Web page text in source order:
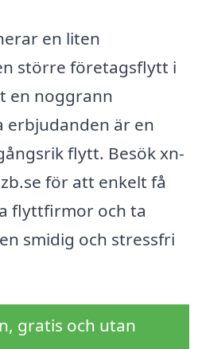
en liten
större företagsflytt i
en noggrann
erbjudanden är en
flytt. Besök xn-
för att enkelt få
flyttfirmor och ta
smidig och stressfri
gratis och utan